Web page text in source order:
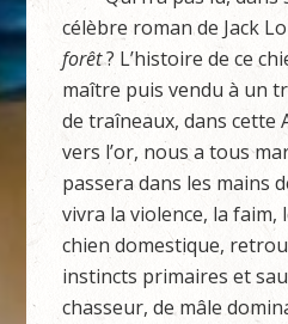
célèbre roman de Jack
forêt? L’histoire de ce
maître puis vendu à un
de traîneaux, dans cette
vers l’or, nous a tous
passera dans les mains
vivra la violence, la faim,
chien domestique,
instincts primaires et
chasseur, de mâle